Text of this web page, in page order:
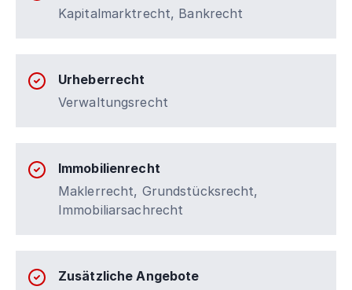
Kapitalmarktrecht, Bankrecht
Urheberrecht
Verwaltungsrecht
Immobilienrecht
Maklerrecht, Grundstücksrecht,
Immobiliarsachrecht
Zusätzliche Angebote